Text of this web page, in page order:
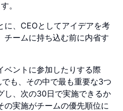
。
に、CEOとしてアイデアを考
チームに持ち込む前に内省す
ベントに参加したりする際
も、その中で最も重要な3つ
し、次の30日で実施できるか
の実施がチームの優先順位に